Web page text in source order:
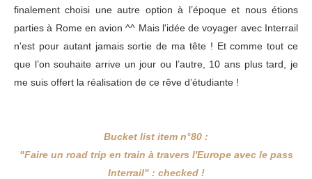
finalement choisi une autre option à l’époque et nous étions
parties à Rome en avion ^^ Mais l'idée de voyager avec Interrail
n'est pour autant jamais sortie de ma tête ! Et comme tout ce
que l’on souhaite arrive un jour ou l’autre, 10 ans plus tard, je
me suis offert la réalisation de ce rêve d’étudiante !
Bucket list item n°80 :
"Faire un road trip en train à travers l'Europe avec le pass
Interrail" : checked !